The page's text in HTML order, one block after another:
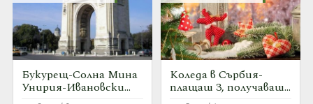
Букурещ-Солна Мина
Унирия-Ивановски
скални манастири
Коледа в Сърбия-
плащаш 3, получаваш